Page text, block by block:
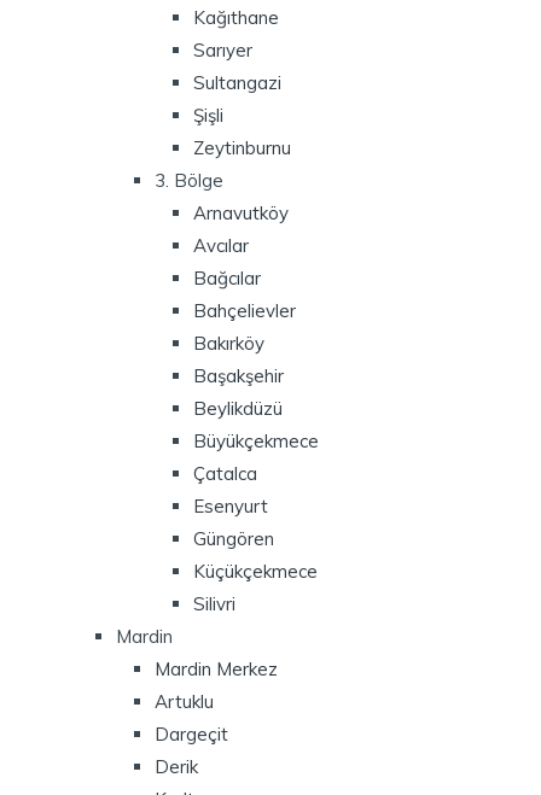
Kağıthane
Sarıyer
Sultangazi
Şişli
Zeytinburnu
3. Bölge
Arnavutköy
Avcılar
Bağcılar
Bahçelievler
Bakırköy
Başakşehir
Beylikdüzü
Büyükçekmece
Çatalca
Esenyurt
Güngören
Küçükçekmece
Silivri
Mardin
Mardin Merkez
Artuklu
Dargeçit
Derik